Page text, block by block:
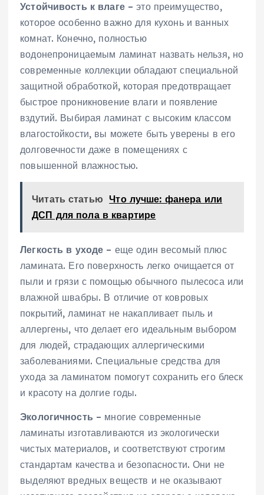
Устойчивость к влаге– это преимущество,
которое особенно важно для кухонь и ванных
комнат. Конечно, полностью
водонепроницаемым ламинат назвать нельзя, но
современные коллекции обладают специальной
защитной обработкой, которая предотвращает
быстрое проникновение влаги и появление
вздутий. Выбирая ламинат с высоким классом
влагостойкости, вы можете быть уверены в его
долговечности даже в помещениях с
повышенной влажностью.
Читать статью Что лучше: фанера или
ДСП для пола в квартире
Легкость в уходе – еще один весомый плюс
ламината. Его поверхность легко очищается от
пыли и грязи с помощью обычного пылесоса или
влажной швабры. В отличие от ковровых
покрытий, ламинат не накапливает пыль и
аллергены, что делает его идеальным выбором
для людей, страдающих аллергическими
заболеваниями. Специальные средства для
ухода за ламинатом помогут сохранить его блеск
и красоту на долгие годы.
Экологичность – многие современные
ламинаты изготавливаются из экологически
чистых материалов, и соответствуют строгим
стандартам качества и безопасности. Они не
выделяют вредных веществ и не оказывают